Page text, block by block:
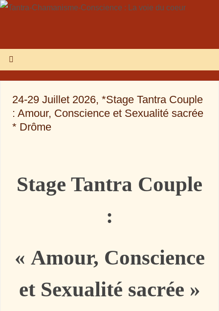
24-29 Juillet 2026, *Stage Tantra Couple
: Amour, Conscience et Sexualité sacrée
* Drôme
Stage Tantra Couple
:
« Amour, Conscience
et Sexualité sacrée »